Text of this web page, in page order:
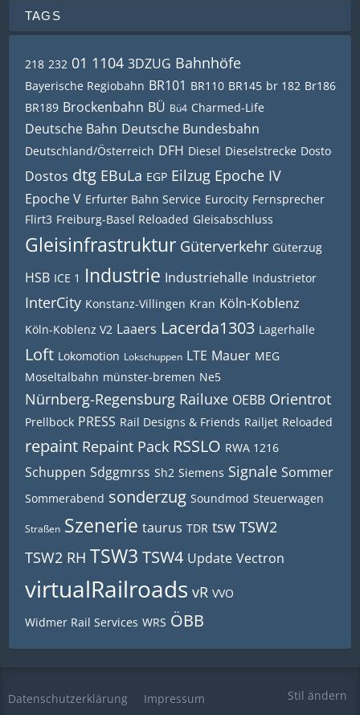
TAGS
218 232 01 1104 3DZUG Bahnhöfe
Bayerische Regiobahn BR101 BR110 BR145 br 182 Br186
BR189 Brockenbahn BÜ Bü4 Charmed-Life
Deutsche Bahn Deutsche Bundesbahn
Deutschland/Österreich DFH Diesel Dieselstrecke Dosto
Dostos dtg EBuLa EGP Eilzug Epoche IV
Epoche V Erfurter Bahn Service Eurocity Fernsprecher
Flirt3 Freiburg-Basel Reloaded Gleisabschluss
Gleisinfrastruktur Güterverkehr Güterzug
HSB ICE 1 Industrie Industriehalle Industrietor
InterCity Konstanz-Villingen Kran Köln-Koblenz
Köln-Koblenz V2 Laaers Lacerda1303 Lagerhalle
Loft Lokomotion Lokschuppen LTE Mauer MEG
Moseltalbahn münster-bremen Ne5
Nürnberg-Regensburg Railuxe OEBB Orientrot
Prellbock PRESS Rail Designs & Friends Railjet Reloaded
repaint Repaint Pack RSSLO RWA 1216
Schuppen Sdggmrss Sh2 Siemens Signale Sommer
Sommerabend sonderzug Soundmod Steuerwagen
Straßen Szenerie taurus TDR tsw TSW2
TSW2 RH TSW3 TSW4 Update Vectron
virtualRailroads vR VVO
Widmer Rail Services WRS ÖBB
Stil ändern
Datenschutzerklärung Impressum